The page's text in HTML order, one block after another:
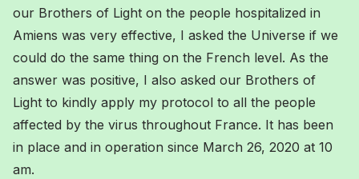
our Brothers of Light on the people hospitalized in
Amiens was very effective, I asked the Universe if we
could do the same thing on the French level. As the
answer was positive, I also asked our Brothers of
Light to kindly apply my protocol to all the people
affected by the virus throughout France. It has been
in place and in operation since March 26, 2020 at 10
am.